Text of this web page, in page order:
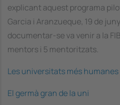
explicant aquest programa
Garcia i Aranzueque, 19 de
documentar-se va venir a la
mentors i 5 mentoritzats.
Les universitats més humanes
El germà gran de la uni